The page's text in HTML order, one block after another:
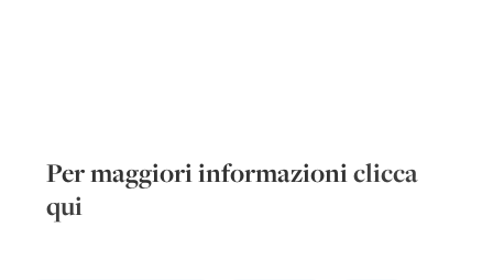
Per maggiori informazioniclicca
qui